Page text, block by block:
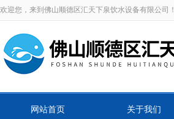
欢迎您，来到佛山顺德区汇天下泉饮水设备有限公司！
网站首页 关于我们